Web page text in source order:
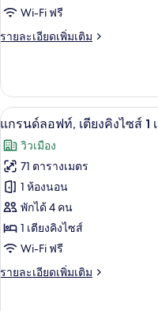
ของ
Junior
View
King
Bed
Wi-Fi ฟรี
รายละเอียดเพิ่มเติม
ราย
เกี่ยว
กับ
Junior
Park
View
King
Bed
เปิด
ภาพถ่าย
ทั้งหมด
ของ
แก
รนด์ลอฟท์,
เตียง
คิง
8
แกรนด์ลอฟท์, เตียงคิงไซส์ 1
วิวเมือง
71 ตารางเมตร
1 ห้องนอน
พักได้ 4 คน
1 เตียงคิงไซส์
Wi-Fi ฟรี
รายละเอียดเพิ่มเติม
ราย